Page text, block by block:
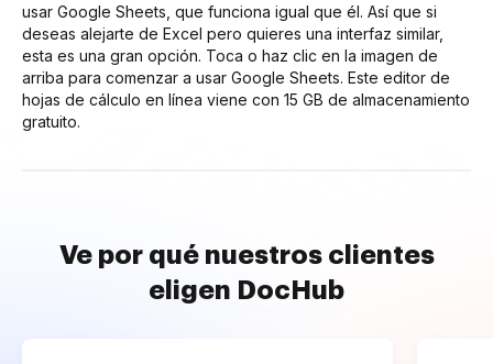
usar Google Sheets, que funciona igual que él. Así que si
deseas alejarte de Excel pero quieres una interfaz similar,
esta es una gran opción. Toca o haz clic en la imagen de
arriba para comenzar a usar Google Sheets. Este editor de
hojas de cálculo en línea viene con 15 GB de almacenamiento
gratuito.
Ve por qué nuestros clientes
eligen DocHub